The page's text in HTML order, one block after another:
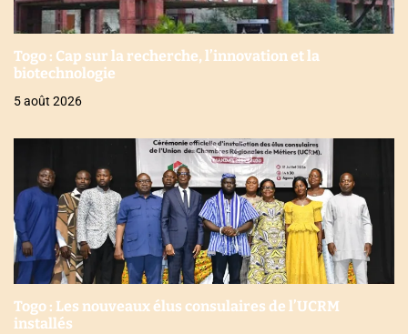
Togo : Cap sur la recherche, l’innovation et la
biotechnologie
5 août 2026
Togo : Les nouveaux élus consulaires de l’UCRM
installés